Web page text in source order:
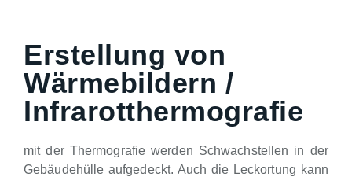
Erstellung von
Wärmebildern /
Infrarotthermografie
mit der Thermografie werden Schwachstellen in der
Gebäudehülle aufgedeckt. Auch die Leckortung kann